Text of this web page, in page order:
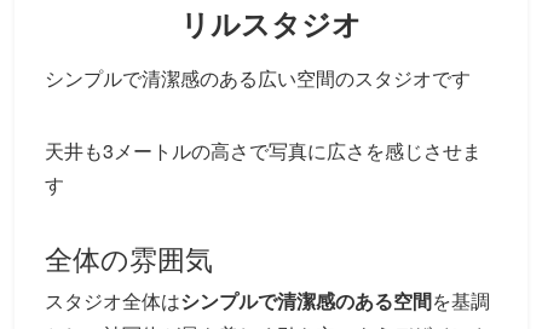
リルスタジオ
シンプルで清潔感のある広い空間のスタジオです
天井も3メートルの高さで写真に広さを感じさせま
す
全体の雰囲気
スタジオ全体はシンプルで清潔感のある空間を基調